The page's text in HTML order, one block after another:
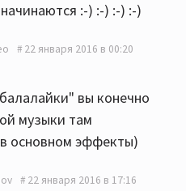
:-) :-) :-) :-)
22 января 2016 в 00:20
вы конечно
музыки там
основном эффекты)
22 января 2016 в 17:16